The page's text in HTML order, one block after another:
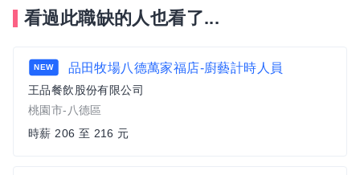
看過此職缺的人也看了...
NEW 品田牧場八德萬家福店-廚藝計時人員
王品餐飲股份有限公司
桃園市-八德區
時薪 206 至 216 元